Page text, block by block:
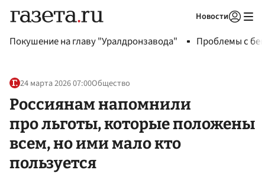
Новости
Покушение на главу "Уралдронзавода" Проблемы с
24 марта 2026 07:00Общество
Россиянам напомнили
про льготы, которые положены
всем, но ими мало кто
пользуется